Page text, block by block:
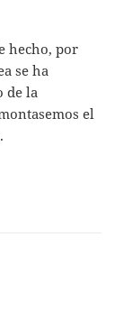
hecho, por
se ha
de la
el